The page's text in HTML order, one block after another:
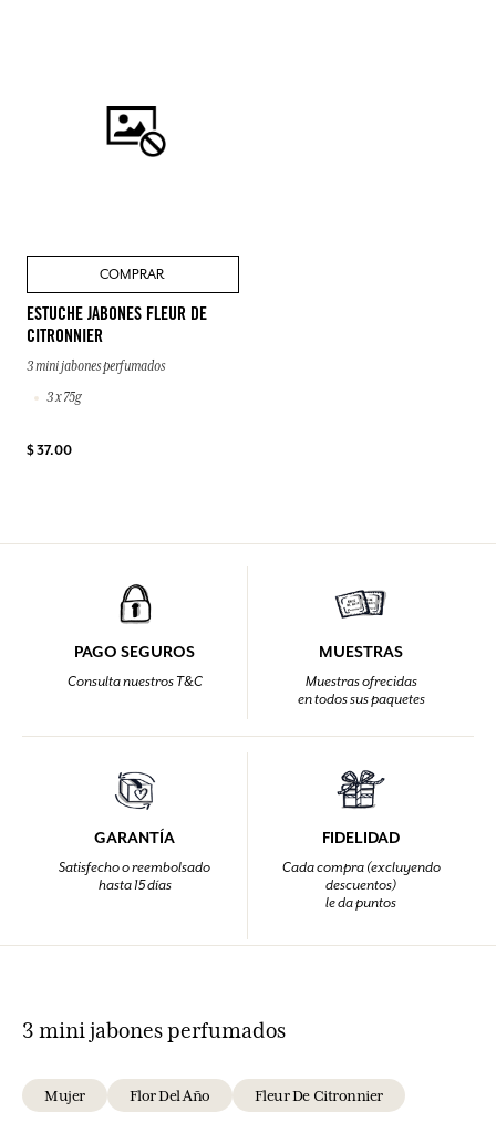
COMPRAR
ESTUCHE JABONES FLEUR DE
CITRONNIER
3 mini jabones perfumados
3 x 75g
$ 37.00
PAGO SEGUROS
Consulta nuestros T&C
MUESTRAS
Muestras ofrecidas
en todos sus paquetes
GARANTÍA
Satisfecho o reembolsado
hasta 15 días
FIDELIDAD
Cada compra (excluyendo
descuentos)
le da puntos
3 mini jabones perfumados
Mujer Flor Del Año Fleur De Citronnier